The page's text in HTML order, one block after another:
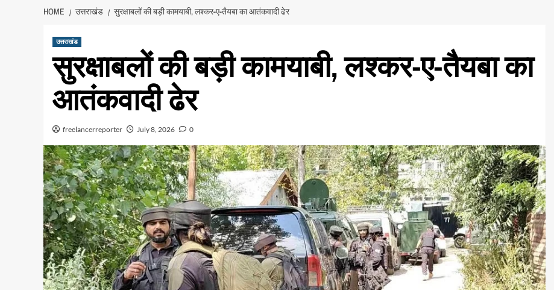
HOME उत्तराखंड सुरक्षाबलों की बड़ी कामयाबी, लश्कर-ए-तैयबा का आतंकवादी ढेर
उत्तराखंड
सुरक्षाबलों की बड़ी कामयाबी, लश्कर-ए-तैयबा का
आतंकवादी ढेर
freelancerreporter July 8, 2026 0